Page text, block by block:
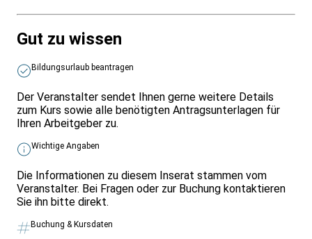
Gut zu wissen
Bildungsurlaub beantragen
Der Veranstalter sendet Ihnen gerne weitere Details
zum Kurs sowie alle benötigten Antragsunterlagen für
Ihren Arbeitgeber zu.
Wichtige Angaben
Die Informationen zu diesem Inserat stammen vom
Veranstalter. Bei Fragen oder zur Buchung kontaktieren
Sie ihn bitte direkt.
Buchung & Kursdaten